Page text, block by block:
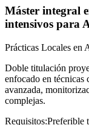
Máster integral
intensivos para
Prácticas Locales en
Doble titulación
enfocado en técnicas
avanzada,
complejas.
Requisitos:Preferible